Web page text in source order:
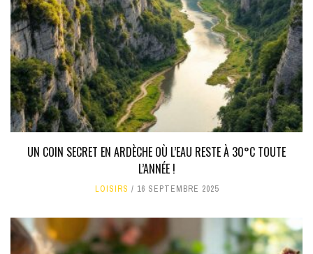
UN COIN SECRET EN ARDÈCHE OÙ L’EAU RESTE À 30°C TOUTE
L’ANNÉE !
LOISIRS 16 SEPTEMBRE 2025